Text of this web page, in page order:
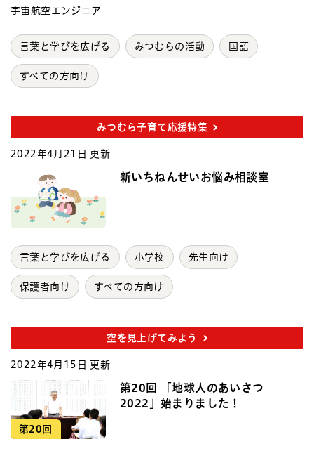
宇宙航空エンジニア
言葉と学びを広げる みつむらの活動 国語
すべての方向け
みつむら子育て応援特集
2022年4月21日 更新
新いちねんせいお悩み相談室
言葉と学びを広げる 小学校 先生向け
保護者向け すべての方向け
空を見上げてみよう
2022年4月15日 更新
第20回
第20回 「地球人のあいさつ
2022」始まりました！